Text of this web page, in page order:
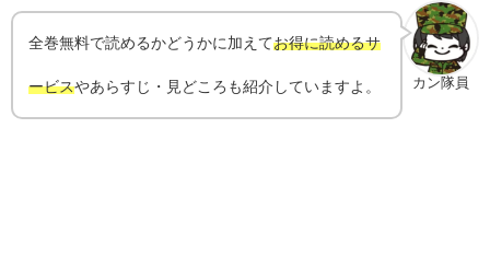
カン隊員
全巻無料で読めるかどうかに加えてお得に読めるサ
ービスやあらすじ・見どころも紹介していますよ。